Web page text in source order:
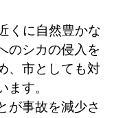
くに自然豊かな
のシカの侵入を
、市としても対
す。
が事故を減少さ